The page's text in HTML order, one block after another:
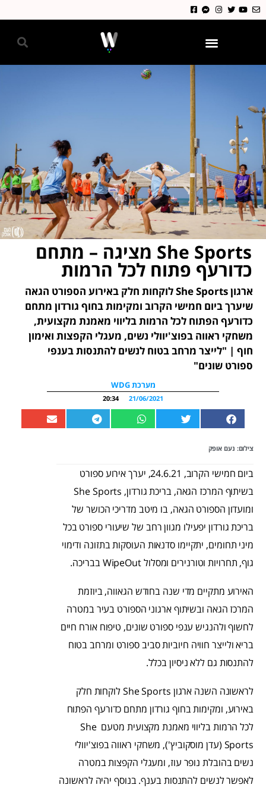
She Sports מציגה – מתחם
כדורעף פתוח לכל הרמות
ארגון She Sports לוקחות חלק באירוע הספורט הגאה
שיערך ביום חמישי הקרוב ומקימות בחוף גורדון מתחם
כדורעף הפתוח לכל הרמות בליווי מאמנת מקצועית,
משחקי ראווה בפוצ'יוולי נשים, מעגלי הקפצות ואימון
חוף | "לייצר מרחב בטוח לנשים להתנסות בענפי
ספורט שונים"
מערכת WDG
21/06/2021
20:34
צילום: נעם אופק
ביום חמישי הקרוב, 24.6.21, יערך אירוע ספורט
בשיתוף המרכז הגאה, בריכת גורדון, She Sports
ומועדון הספורט הגאה, בו מיטב מדריכי הכושר של
בריכת גורדון יפעילו מגוון רחב של שיעורי ספורט בכל
מיני תחומים, יתקיימו סדנאות העוסקות בתזונה ודימוי
גוף, תחרויות וטורנירים ומסלול WipeOut בבריכה.
האירוע מתקיים מדי שנה בחודש הגאווה, ביוזמת
המרכז הגאה ובשיתוף ארגוני הספורט בעיר במטרה
לחשוף ולהנגיש ענפי ספורט שונים, טיפוח אורח חיים
בריא ולייצר חוויה חיוביות סביב ספורט ומרחב בטוח
להתנסות גם ללא ניסיון בכלל.
לראשונה השנה ארגון She Sports לוקחות חלק
באירוע, ומקימות בחוף גורדון מתחם כדורעף הפתוח
לכל הרמות בליווי מאמנת מקצועית מטעם She
Sports (עדן מוסקוביץ'), משחקי ראווה בפוצ'יוולי
נשים בהובלת נופר עוז, ומעגלי הקפצות במטרה
לאפשר לנשים להתנסות בענף. בנוסף יהיה לראשונה